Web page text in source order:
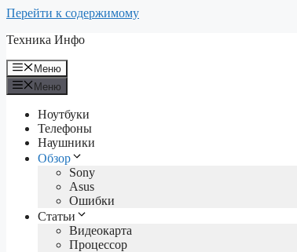
Перейти к содержимому
Техника Инфо
Меню
Меню
Ноутбуки
Телефоны
Наушники
Обзор
Sony
Asus
Ошибки
Статьи
Видеокарта
Процессор